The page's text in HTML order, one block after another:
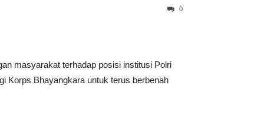
0
masyarakat terhadap posisi institusi Polri
Korps Bhayangkara untuk terus berbenah